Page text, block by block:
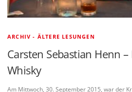
ARCHIV - ÄLTERE LESUNGEN
Carsten Sebastian Henn
Whisky
Am Mittwoch, 30. September 2015, war der